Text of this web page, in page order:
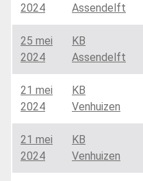
2024
Assendelft
25 mei
2024
KB
Assendelft
21 mei
2024
KB
Venhuizen
21 mei
2024
KB
Venhuizen